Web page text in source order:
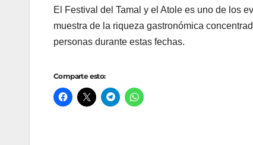
El Festival del Tamal y el Atole es uno de los
muestra de la riqueza gastronómica
personas durante estas fechas.
Comparte esto: